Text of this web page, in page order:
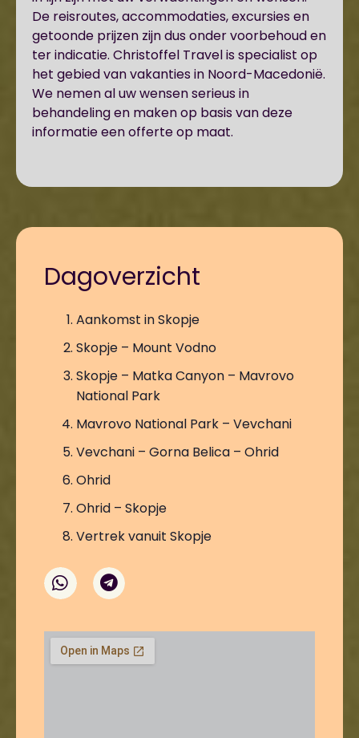
De reisroutes, accommodaties, excursies en
getoonde prijzen zijn dus onder voorbehoud en
ter indicatie. Christoffel Travel is specialist op
het gebied van vakanties in Noord-Macedonië.
We nemen al uw wensen serieus in
behandeling en maken op basis van deze
informatie een offerte op maat.
Dagoverzicht
Aankomst in Skopje
Skopje – Mount Vodno
Skopje – Matka Canyon – Mavrovo
National Park
Mavrovo National Park – Vevchani
Vevchani – Gorna Belica – Ohrid
Ohrid
Ohrid – Skopje
Vertrek vanuit Skopje